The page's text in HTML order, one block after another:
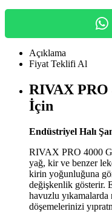
Açıklama
Fiyat Teklifi Al
RIVAX PRO
İçin
Endüstriyel Halı
RIVAX PRO 4000
yağ, kir ve benzer
kirin yoğunluğuna
değişkenlik gösterir.
havuzlu yıkamalarda
döşemelerinizi